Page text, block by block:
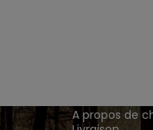
A propos de